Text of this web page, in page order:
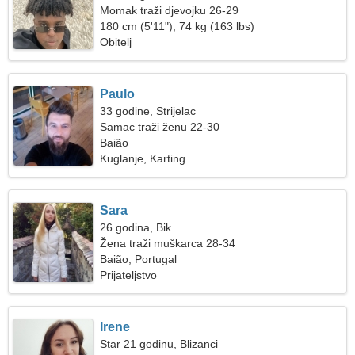
Momak traži djevojku 26-29
180 cm (5'11"), 74 kg (163 lbs)
Obitelj
Paulo
33 godine, Strijelac
Samac traži ženu 22-30
Baião
Kuglanje, Karting
Sara
26 godina, Bik
Žena traži muškarca 28-34
Baião, Portugal
Prijateljstvo
Irene
Star 21 godinu, Blizanci